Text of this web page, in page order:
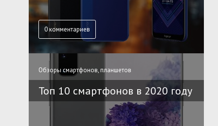
0 комментариев
Обзоры смартфонов, планшетов
Топ 10 смартфонов в 2020 году